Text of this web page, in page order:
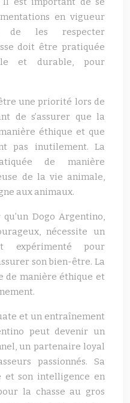
en vigueur
les respecter
doit être pratiquée
et durable, pour
une priorité lors de
de s’assurer que la
éthique et que
pas inutilement. La
de manière
de la vie animale,
aux animaux.
Dogo Argentino,
nécessite un
expérimenté pour
son bien-être. La
de manière éthique et
et un entraînement
peut devenir un
un partenaire loyal
passionnés. Sa
et son intelligence en
la chasse au gros